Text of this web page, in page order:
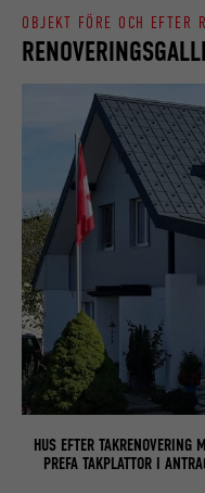
OBJEKT FÖRE OCH EFTER
HUS EFTER TAKRENOVERING
PREFA TAKPLATTOR I
ÄNDAMÅL
EFTERNAMN
LEVERANTÖRER
PROCEDUR 2
ÄNDAMÅL
LEVERANTÖRER